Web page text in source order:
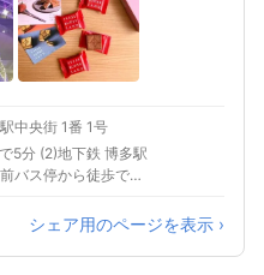
中央街 1番 1号
博多駅
シェア用のページを表示 ›